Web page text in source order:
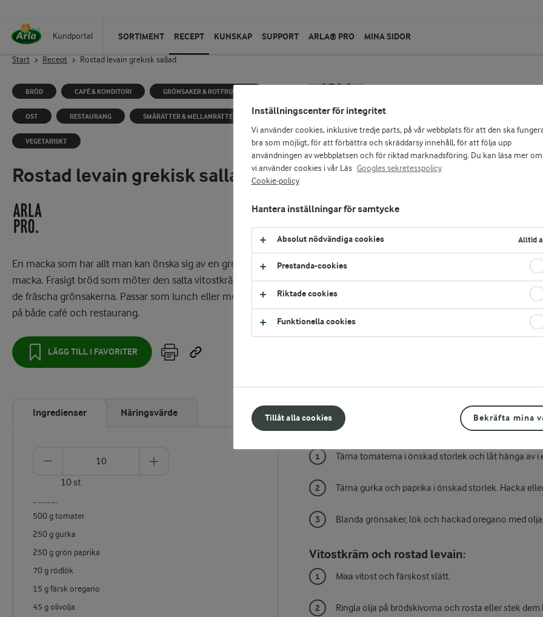
Kundportal SORTIMENT RECEPT KUNSKAP SUPPORT ARLA® PRO MINA SIDOR
Start Recept Rostad levain grekisk sallad
BRÖD CAFÉ & KONDITORI GRÖNSAKER & ROTFRUKTER
OST RESTAURANG SMÅRÄTTER & MELLANRÄTTER
VEGETARISKT
Rostad levain grekisk sallad
En macka som har allt man kan önska sig av en grekisk
macka. Frasigt bröd som möter den salta vitostkrämen och
de fräscha grönsakerna. Passar som lunch eller mellanrätt
på både café och restaurang.
LÄGG TILL I FAVORITER
Ingredienser Näringsvärde
10 st
Sallad:
500 g tomater
250 g gurka
250 g grön paprika
70 g rödlök
15 g färsk oregano
45 g olivolja
Gör så här
Sallad:
Tärna tomaterna i önskad storlek och låt hänga av i
Tärna gurka och paprika i önskad storlek. Hacka
Blanda grönsaker, lök och hackad oregano med
Vitostkräm och rostad levain:
Mixa vitost och färskost slätt.
Ringla olja på brödskivorna och rosta eller stek dem
Inställningscenter för integritet
Vi använder cookies, inklusive tredje parts, på vår webbplats för att den ska
bra som möjligt, för att förbättra och skräddarsy innehåll, för att följa upp
användningen av webbplatsen och för riktad marknadsföring. Du kan läsa mer
vi använder cookies i vår Läs Googles sekretesspolicy
Cookie-policy
Tillåt alla cookies
Hantera inställningar för samtycke
Absolut nödvändiga cookies Alltid
Prestanda-cookies
Riktade cookies
Funktionella cookies
Bekräfta mina